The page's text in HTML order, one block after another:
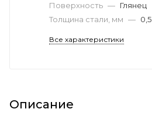
Поверхность — Глянец
Толщина стали, мм — 0,5
Все характеристики
Описание